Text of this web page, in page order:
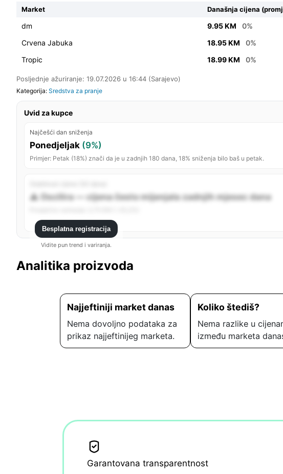
Market Današnja cijena
dm 9.95 KM
0%
Crvena Jabuka
18.95 KM
0%
Tropic
18.99 KM 0%
Posljednje ažuriranje: 19.07.2026 u 16:44 (Sarajevo)
Kategorija: Sredstva za pranje
Uvid za kupce
Najčešći dan sniženja
Ponedjeljak (9%)
Primjer: Petak (18%) znači da je u zadnjih 180 dana, 18% sniženja bilo baš u petak.
⚠️ Oscilira — cijena često mijenjala zadnjih mjesec dana
Besplatna registracija
Vidite pun trend i variranja.
Analitika proizvoda
Najjeftiniji market danas
Nema dovoljno podataka za
prikaz najjeftinijeg marketa.
Koliko štediš?
Nema razlike u
između marketa
Garantovana transparentnost